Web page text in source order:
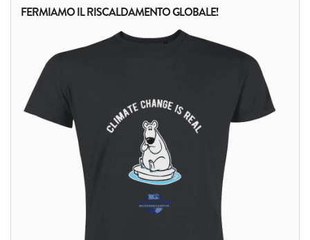
FERMIAMO IL RISCALDAMENTO GLOBALE!